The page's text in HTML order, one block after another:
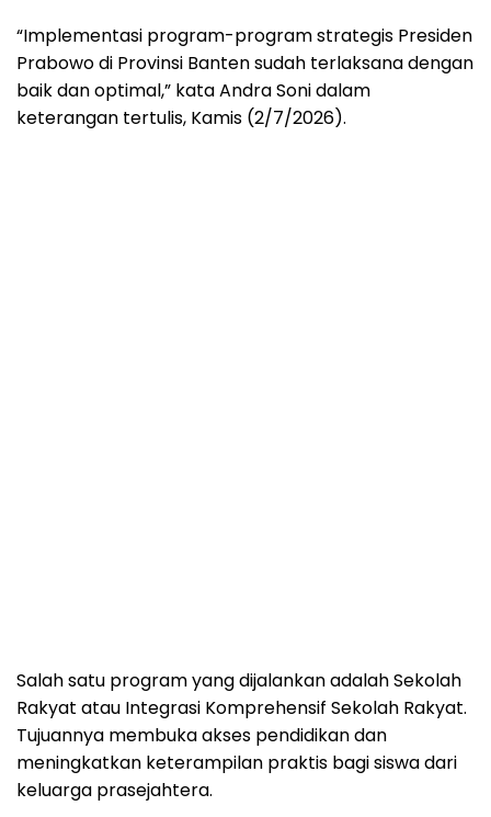
“Implementasi program-program strategis Presiden
Prabowo di Provinsi Banten sudah terlaksana dengan
baik dan optimal,” kata Andra Soni dalam
keterangan tertulis, Kamis (2/7/2026).
Salah satu program yang dijalankan adalah Sekolah
Rakyat atau Integrasi Komprehensif Sekolah Rakyat.
Tujuannya membuka akses pendidikan dan
meningkatkan keterampilan praktis bagi siswa dari
keluarga prasejahtera.